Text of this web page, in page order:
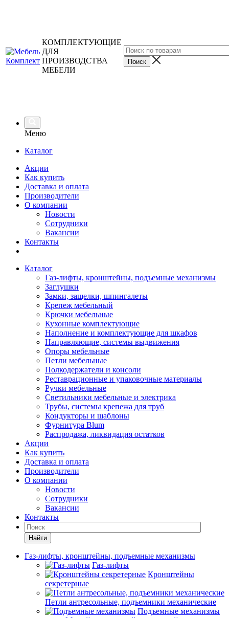
КОМПЛЕКТУЮЩИЕ
ДЛЯ
ПРОИЗВОДСТВА
МЕБЕЛИ
Меню
Каталог
Акции
Как купить
Доставка и оплата
Производители
О компании
Новости
Сотрудники
Вакансии
Контакты
Каталог
Газ-лифты, кронштейны, подъемные механизмы
Заглушки
Замки, защелки, шпингалеты
Крепеж мебельный
Крючки мебельные
Кухонные комплектующие
Наполнение и комплектующие для шкафов
Направляющие, системы выдвижения
Опоры мебельные
Петли мебельные
Полкодержатели и консоли
Реставрационные и упаковочные материалы
Ручки мебельные
Светильники мебельные и электрика
Трубы, системы крепежа для труб
Кондукторы и шаблоны
Фурнитура Blum
Распродажа, ликвидация остатков
Акции
Как купить
Доставка и оплата
Производители
О компании
Новости
Сотрудники
Вакансии
Контакты
Найти
Газ-лифты, кронштейны, подъемные механизмы
Газ-лифты
Кронштейны
секретерные
Петли антресольные, подъемники механические
Подъемные механизмы